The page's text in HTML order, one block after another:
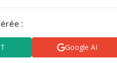
:
Google AI